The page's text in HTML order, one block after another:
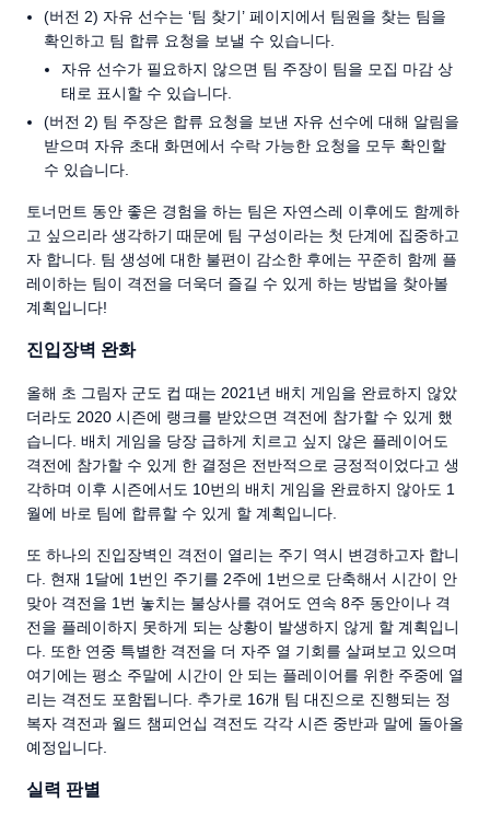
(버전 2) 자유 선수는 ‘팀 찾기’ 페이지에서 팀원을 찾는 팀을
확인하고 팀 합류 요청을 보낼 수 있습니다.
자유 선수가 필요하지 않으면 팀 주장이 팀을 모집 마감 상
태로 표시할 수 있습니다.
(버전 2) 팀 주장은 합류 요청을 보낸 자유 선수에 대해 알림을
받으며 자유 초대 화면에서 수락 가능한 요청을 모두 확인할
수 있습니다.
토너먼트 동안 좋은 경험을 하는 팀은 자연스레 이후에도 함께하
고 싶으리라 생각하기 때문에 팀 구성이라는 첫 단계에 집중하고
자 합니다. 팀 생성에 대한 불편이 감소한 후에는 꾸준히 함께 플
레이하는 팀이 격전을 더욱더 즐길 수 있게 하는 방법을 찾아볼
계획입니다!
진입장벽 완화
올해 초 그림자 군도 컵 때는 2021년 배치 게임을 완료하지 않았
더라도 2020 시즌에 랭크를 받았으면 격전에 참가할 수 있게 했
습니다. 배치 게임을 당장 급하게 치르고 싶지 않은 플레이어도
격전에 참가할 수 있게 한 결정은 전반적으로 긍정적이었다고 생
각하며 이후 시즌에서도 10번의 배치 게임을 완료하지 않아도 1
월에 바로 팀에 합류할 수 있게 할 계획입니다.
또 하나의 진입장벽인 격전이 열리는 주기 역시 변경하고자 합니
다. 현재 1달에 1번인 주기를 2주에 1번으로 단축해서 시간이 안
맞아 격전을 1번 놓치는 불상사를 겪어도 연속 8주 동안이나 격
전을 플레이하지 못하게 되는 상황이 발생하지 않게 할 계획입니
다. 또한 연중 특별한 격전을 더 자주 열 기회를 살펴보고 있으며
여기에는 평소 주말에 시간이 안 되는 플레이어를 위한 주중에 열
리는 격전도 포함됩니다. 추가로 16개 팀 대진으로 진행되는 정
복자 격전과 월드 챔피언십 격전도 각각 시즌 중반과 말에 돌아올
예정입니다.
실력 판별